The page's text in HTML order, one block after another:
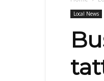
Local News